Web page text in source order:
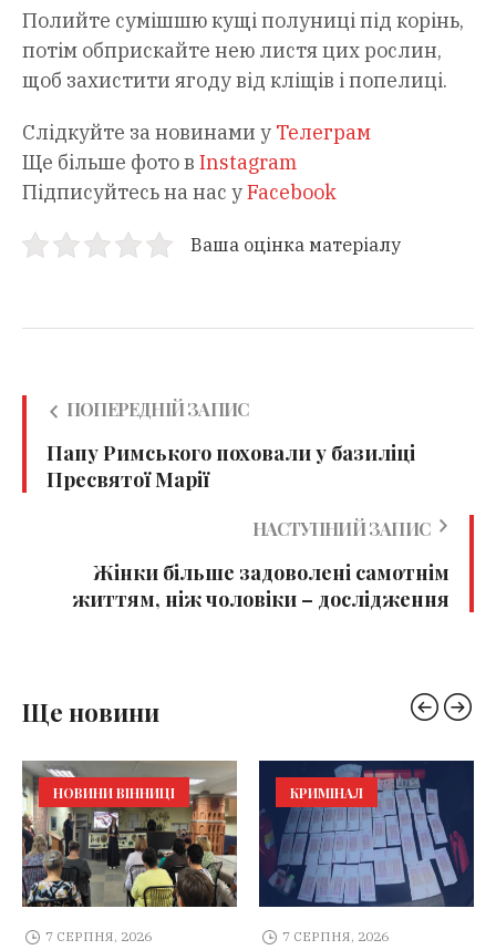
Полийте сумішшю кущі полуниці під корінь,
потім обприскайте нею листя цих рослин,
щоб захистити ягоду від кліщів і попелиці.
Слідкуйте за новинами у Телеграм
Ще більше фото в Instagram
Підписуйтесь на нас уFacebook
Ваша оцінка матеріалу
ПОПЕРЕДНІЙ ЗАПИС
Папу Римського поховали у базиліці
Пресвятої Марії
НАСТУПНИЙ ЗАПИС
Жінки більше задоволені самотнім
життям, ніж чоловіки – дослідження
Ще новини
НОВИНИ ВІННИЦІ
7 СЕРПНЯ, 2026
КРИМІНАЛ
7 СЕРПНЯ, 2026